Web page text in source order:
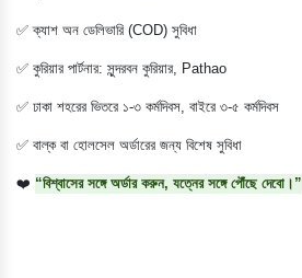
✅ ক্যাশ অন ডেলিভারি (COD) সুবিধা
✅ কুরিয়ার পার্টনার: সুন্দরবন কুরিয়ার, Pathao
✅ ঢাকা শহরের ভিতরে ১-৩ কর্মদিবস, বাইরে ৩-৫ কর্মদিবস
✅ বাল্ক বা হোলসেল অর্ডারের জন্য বিশেষ সুবিধা
❤️ “বিশ্বাসের সঙ্গে অর্ডার করুন, যত্নের সঙ্গে পৌঁছে দেবো।”